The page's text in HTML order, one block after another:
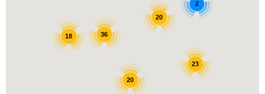
23
20
20
18 36
2